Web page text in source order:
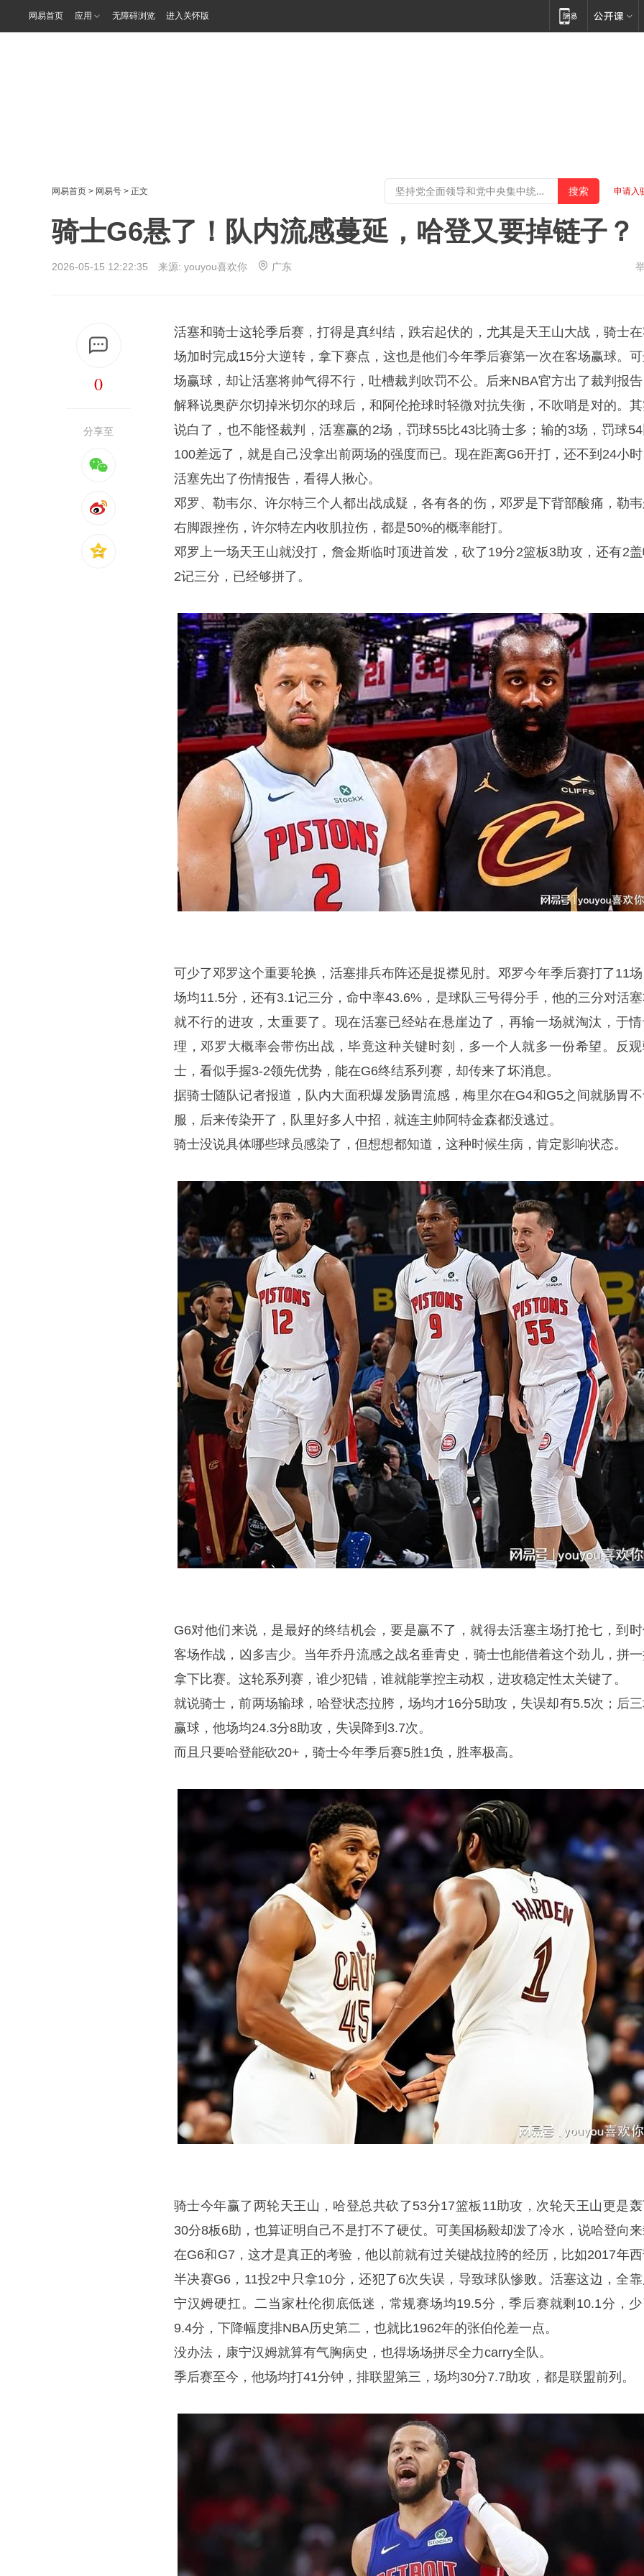
网易首页 应用 无障碍浏览 进入关怀版
网易首页 > 网易号 > 正文 申请入
骑士G6悬了！队内流感蔓延，哈登又要掉链子？
2026-05-15 12:22:35 来源: youyou喜欢你 广东
0
分享至
活塞和骑士这轮季后赛，打得是真纠结，跌宕起伏的，尤其是天王山大战，骑士
场加时完成15分大逆转，拿下赛点，这也是他们今年季后赛第一次在客场赢球。
场赢球，却让活塞将帅气得不行，吐槽裁判吹罚不公。后来NBA官方出了裁判报
解释说奥萨尔切掉米切尔的球后，和阿伦抢球时轻微对抗失衡，不吹哨是对的。
说白了，也不能怪裁判，活塞赢的2场，罚球55比43比骑士多；输的3场，罚球
100差远了，就是自己没拿出前两场的强度而已。现在距离G6开打，还不到24小
活塞先出了伤情报告，看得人揪心。
邓罗、勒韦尔、许尔特三个人都出战成疑，各有各的伤，邓罗是下背部酸痛，勒
右脚跟挫伤，许尔特左内收肌拉伤，都是50%的概率能打。
邓罗上一场天王山就没打，詹金斯临时顶进首发，砍了19分2篮板3助攻，还有2
2记三分，已经够拼了。
可少了邓罗这个重要轮换，活塞排兵布阵还是捉襟见肘。邓罗今年季后赛打了11
场均11.5分，还有3.1记三分，命中率43.6%，是球队三号得分手，他的三分对活
就不行的进攻，太重要了。现在活塞已经站在悬崖边了，再输一场就淘汰，于
理，邓罗大概率会带伤出战，毕竟这种关键时刻，多一个人就多一份希望。反
士，看似手握3-2领先优势，能在G6终结系列赛，却传来了坏消息。
据骑士随队记者报道，队内大面积爆发肠胃流感，梅里尔在G4和G5之间就肠胃
服，后来传染开了，队里好多人中招，就连主帅阿特金森都没逃过。
骑士没说具体哪些球员感染了，但想想都知道，这种时候生病，肯定影响状态。
G6对他们来说，是最好的终结机会，要是赢不了，就得去活塞主场打抢七，到
客场作战，凶多吉少。当年乔丹流感之战名垂青史，骑士也能借着这个劲儿，拼
拿下比赛。这轮系列赛，谁少犯错，谁就能掌控主动权，进攻稳定性太关键了。
就说骑士，前两场输球，哈登状态拉胯，场均才16分5助攻，失误却有5.5次；后
赢球，他场均24.3分8助攻，失误降到3.7次。
而且只要哈登能砍20+，骑士今年季后赛5胜1负，胜率极高。
骑士今年赢了两轮天王山，哈登总共砍了53分17篮板11助攻，次轮天王山更是
30分8板6助，也算证明自己不是打不了硬仗。可美国杨毅却泼了冷水，说哈登向
在G6和G7，这才是真正的考验，他以前就有过关键战拉胯的经历，比如2017年
半决赛G6，11投2中只拿10分，还犯了6次失误，导致球队惨败。活塞这边，全
宁汉姆硬扛。二当家杜伦彻底低迷，常规赛场均19.5分，季后赛就剩10.1分，
9.4分，下降幅度排NBA历史第二，也就比1962年的张伯伦差一点。
没办法，康宁汉姆就算有气胸病史，也得场场拼尽全力carry全队。
季后赛至今，他场均打41分钟，排联盟第三，场均30分7.7助攻，都是联盟前列。